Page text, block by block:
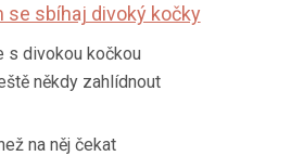
se sbíhaj divoký kočky
s divokou kočkou
někdy zahlídnout
na něj čekat